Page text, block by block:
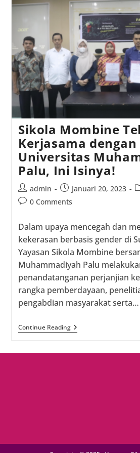
Continue ReadingCegah
Kekerasan
Berbasis
Gender,
Sikola
Mombine
Dan
Unismuh
Palu
Jalin
Kerja
Sama
Sikola Mombine
Kerjasama dengan
Universitas
Palu, Ini Isinya!
Post
author:
admin
Post
published:
Januari 20, 2023
Post0 Comments
Dalam upaya mencegah dan
kekerasan berbasis gender di
Yayasan Sikola Mombine
Muhammadiyah Palu
penandatanganan perjanjian
rangka pemberdayaan,
pengabdian masyarakat serta…
Continue ReadingSikola
Mombine
Kerjasama